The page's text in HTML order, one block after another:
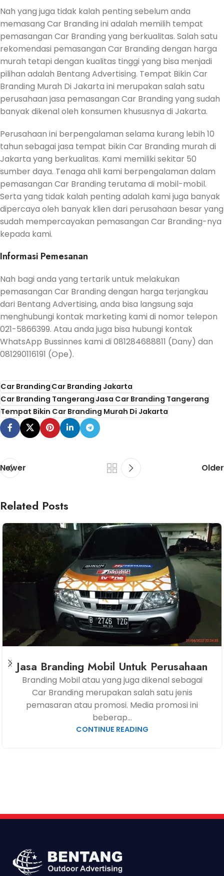
Nah yang juga tidak kalah penting sebelum anda
memasang Car Branding ini adalah memilih tempat
pemasangan Car Branding yang berkualitas. Salah satu
rekomendasi pemasangan Car Branding dengan harga
murah tetapi dengan kualitas tinggi yang bisa menjadi
pilihan adalah Bentang Advertising. Tempat Bikin Car
Branding Murah Di Jakarta ini merupakan salah satu
perusahaan jasa pemasangan Car Branding yang sudah
banyak dikenal oleh konsumen khususnya di Jakarta.
Perusahaan ini berpengalaman selama kurang lebih 10
tahun sebagai jasa tempat bikin Car Branding murah di
Jakarta yang berkualitas. Kami memiliki sekitar 50
sumber daya. Tenaga ahli kami berpengalaman dalam
pemasangan Car Branding terutama di mobil-mobil.
Serta yang tidak kalah penting adalah kami juga banyak
dipercaya oleh banyak klien dari perusahaan besar yang
sudah mempercayakan pemasangan Car Branding-nya
kepada kami.
Informasi Pemesanan
Nah bagi anda yang tertarik untuk melakukan
pemasangan Car Branding dengan harga terjangkau
dari Bentang Advertising, anda bisa langsung saja
menghubungi kontak marketing kami di nomor telepon
021-5866399. Atau anda juga bisa hubungi kontak
WhatsApp Bussinnes kami di 081284688811 (Dany) dan
081290116191 (Ope).
Car BrandingCar Branding Jakarta
Car Branding TangerangJasa Car Branding Tangerang
Tempat Bikin Car Branding Murah Di Jakarta
Newer Older
Related Posts
Jasa Branding Mobil Untuk Perusahaan
Branding Mobil atau yang juga dikenal sebagai
Car Branding merupakan salah satu jenis
pemasaran atau promosi. Media promosi ini
beberap...
CONTINUE READING